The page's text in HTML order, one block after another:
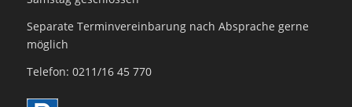
Separate Terminvereinbarung nach Absprache gerne
möglich
Telefon: 0211/16 45 770